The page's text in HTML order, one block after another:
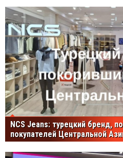
NCS Jeans: турецкий бренд,
покупателей Центральной